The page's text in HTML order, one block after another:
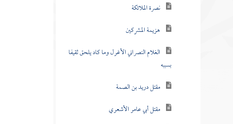
نصرة الملائكة
هزيمة المشركين
الغلام النصراني الأغرل وما كاد يلحق ثقيفا
بسببه
مقتل دريد بن الصمة
مقتل أبي عامر الأشعري